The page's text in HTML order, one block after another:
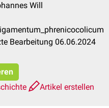
Will
Bearbeitung 06.06.2024
Artikel erstellen